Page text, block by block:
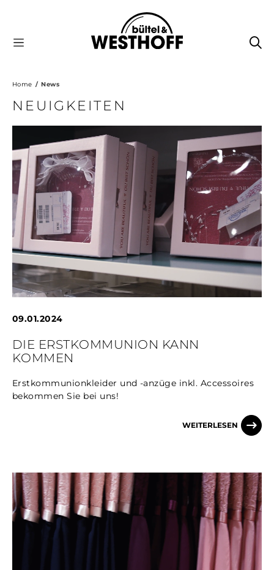
Home News
NEUIGKEITEN
09.01.2024
DIE ERSTKOMMUNION KANN
KOMMEN
Erstkommunionkleider und -anzüge inkl. Accessoires
bekommen Sie bei uns!
WEITERLESEN